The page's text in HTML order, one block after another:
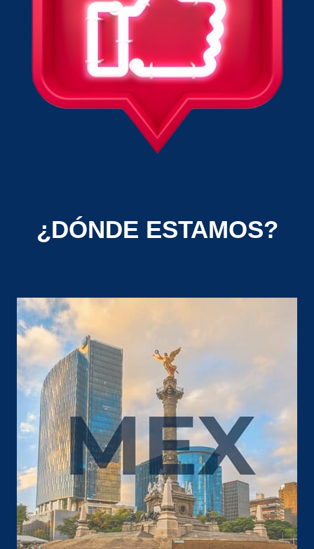
¿DÓNDE ESTAMOS?